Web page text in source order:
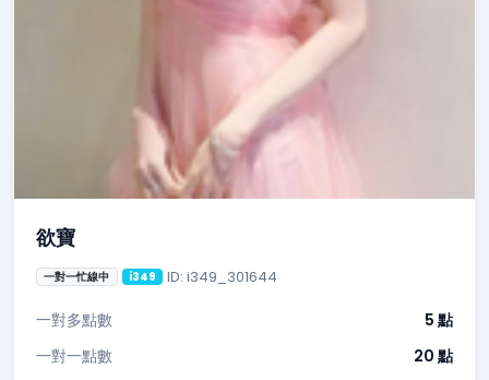
欲寶
一對一忙線中 i349 ID: i349_301644
一對多點數
5 點
一對一點數
20 點